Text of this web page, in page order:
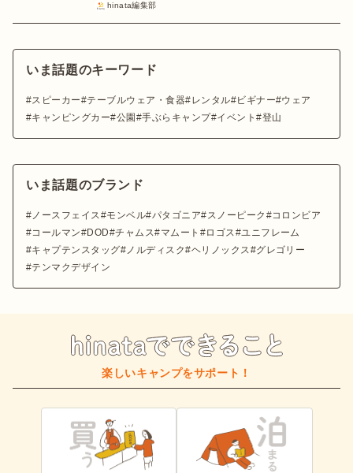
hinata編集部
いま話題のキーワード
スピーカー テーブルウェア・食器 レンタル ビギナー
ウェア
キャンピングカー 公園 手ぶらキャンプ イベント 登山
いま話題のブランド
ノースフェイス モンベル パタゴニア スノーピーク
コロンビア
コールマン
DOD チャムス マムート ロゴス
ユニフレーム
キャプテンスタッグ
ノルディスク ヘリノックス
グレゴリー
テンマクデザイン
楽しいキャンプをサポート！